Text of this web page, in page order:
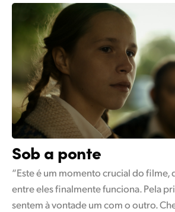
Sob a ponte
“Este é um momento crucial do filme,
entre eles finalmente funciona. Pela
sentem à vontade um com o outro.